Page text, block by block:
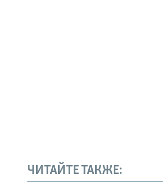
ЧИТАЙТЕ ТАКЖЕ: